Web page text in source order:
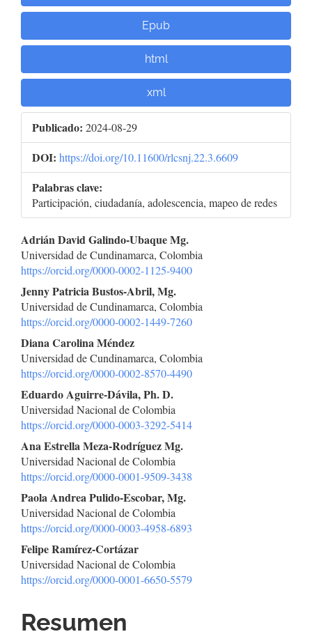
Epub
html
xml
Publicado: 2024-08-29
DOI: https://doi.org/10.11600/rlcsnj.22.3.6609
Palabras clave:
Participación, ciudadanía, adolescencia, mapeo de redes
Contenido
principal
del
artículo
Adrián David Galindo-Ubaque Mg.
Universidad de Cundinamarca, Colombia
https://orcid.org/0000-0002-1125-9400
Jenny Patricia Bustos-Abril, Mg.
Universidad de Cundinamarca, Colombia
https://orcid.org/0000-0002-1449-7260
Diana Carolina Méndez
Universidad de Cundinamarca, Colombia
https://orcid.org/0000-0002-8570-4490
Eduardo Aguirre-Dávila, Ph. D.
Universidad Nacional de Colombia
https://orcid.org/0000-0003-3292-5414
Ana Estrella Meza-Rodríguez Mg.
Universidad Nacional de Colombia
https://orcid.org/0000-0001-9509-3438
Paola Andrea Pulido-Escobar, Mg.
Universidad Nacional de Colombia
https://orcid.org/0000-0003-4958-6893
Felipe Ramírez-Cortázar
Universidad Nacional de Colombia
https://orcid.org/0000-0001-6650-5579
Resumen